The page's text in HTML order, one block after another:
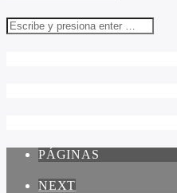
PÁGINAS
NEXT